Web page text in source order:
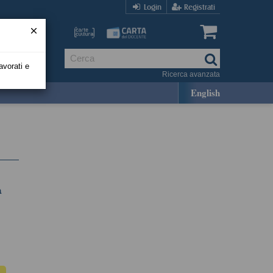
Login Registrati
Ricerca avanzata
English
e